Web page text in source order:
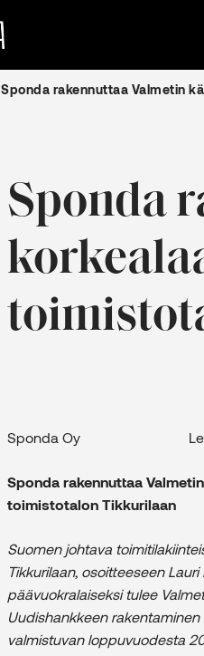
Sponda rakennuttaa Valmetin
Sponda
Sponda Oy
Sponda rakennuttaa
toimistotalon Tikkurilaan
Suomen johtava
Tikkurilaan, osoitteeseen
päävuokralaiseksi tulee
Uudishankkeen
valmistuvan loppuvuodesta